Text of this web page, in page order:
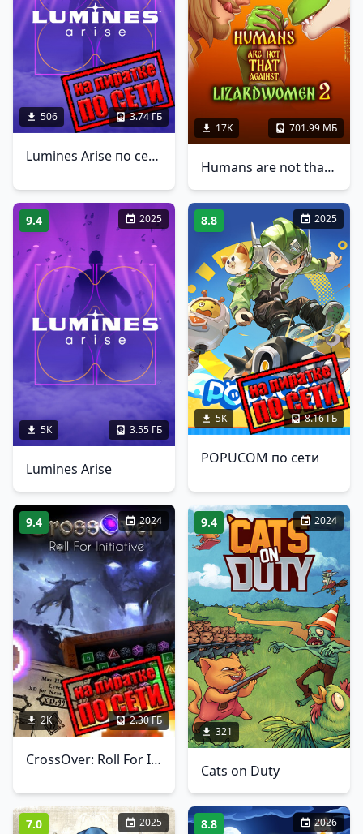
506 3.74 ГБ
Lumines Arise по сети
17K 701.99 МБ
Humans are not that against Lizardwomen 2
9.4 2025
5K 3.55 ГБ
Lumines Arise
8.8 2025
5K 8.16 ГБ
POPUCOM по сети
9.4 2024
2K 2.30 ГБ
CrossOver: Roll For Initiative по сети
9.4 2024
321
Cats on Duty
7.0 2025 8.8 2026